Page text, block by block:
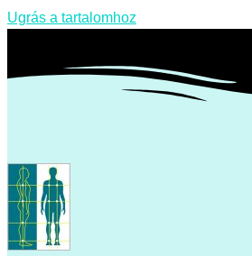
Ugrás a tartalomhoz